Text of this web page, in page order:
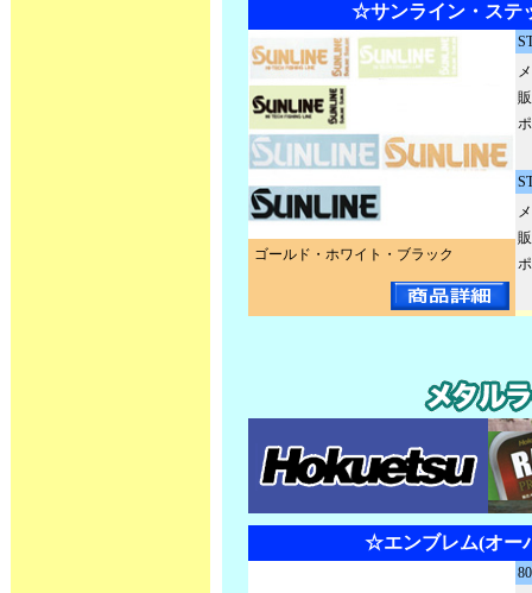
☆サンライン・ステ
ゴールド・ホワイト・ブラック
☆エンブレム(オー